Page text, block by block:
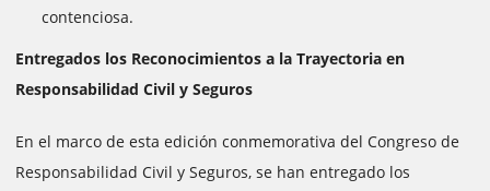
contenciosa.
Entregados los Reconocimientos a la Trayectoria en
Responsabilidad Civil y Seguros
En el marco de esta edición conmemorativa del Congreso de
Responsabilidad Civil y Seguros, se han entregado los